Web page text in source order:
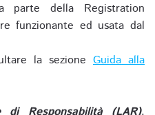
parte della Registration
funzionante ed usata dal
la sezione Guida alla